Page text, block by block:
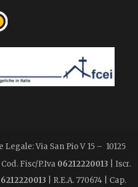
Via San Pio V 15 – 10125
Cod. Fisc/P.Iva 06212220013 | Iscr.
| R.E.A. 770674 | Cap.